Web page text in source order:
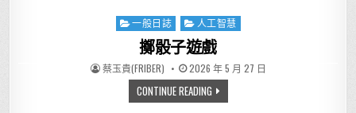
Posted in
一般日誌 人工智慧
擲骰子遊戲
AUTHOR:
蔡玉貴(FRIBER) PUBLISHED DATE:
2026 年 5 月 27 日
CONTINUE READING擲骰子遊戲